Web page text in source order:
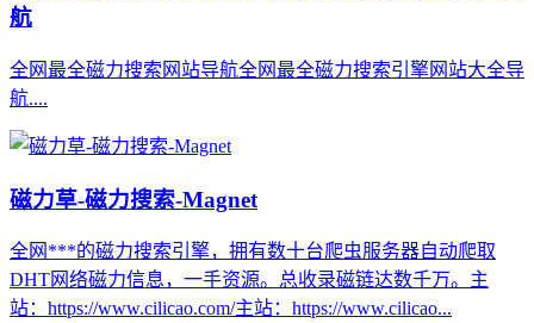
航
全网最全磁力搜索网站导航全网最全磁力搜索引擎网站大全导
航....
磁力草-磁力搜索-Magnet
全网***的磁力搜索引擎，拥有数十台爬虫服务器自动爬取
DHT网络磁力信息，一手资源。总收录磁链达数千万。主
站：https://www.cilicao.com/主站：https://www.cilicao...